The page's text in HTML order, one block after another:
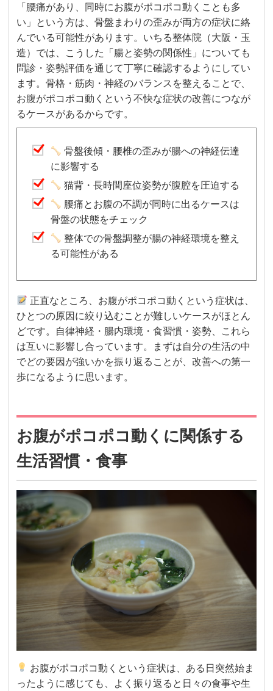
「腰痛があり、同時にお腹がポコポコ動くことも多
い」という方は、骨盤まわりの歪みが両方の症状に絡
んでいる可能性があります。いちる整体院（大阪・玉
造）では、こうした「腸と姿勢の関係性」についても
問診・姿勢評価を通じて丁寧に確認するようにしてい
ます。骨格・筋肉・神経のバランスを整えることで、
お腹がポコポコ動くという不快な症状の改善につなが
るケースがあるからです。
骨盤後傾・腰椎の歪みが腸への神経伝達
に影響する
猫背・長時間座位姿勢が腹腔を圧迫する
腰痛とお腹の不調が同時に出るケースは
骨盤の状態をチェック
整体での骨盤調整が腸の神経環境を整え
る可能性がある
正直なところ、お腹がポコポコ動くという症状は、
ひとつの原因に絞り込むことが難しいケースがほとん
どです。自律神経・腸内環境・食習慣・姿勢、これら
は互いに影響し合っています。まずは自分の生活の中
でどの要因が強いかを振り返ることが、改善への第一
歩になるように思います。
お腹がポコポコ動くに関係する
生活習慣・食事
お腹がポコポコ動くという症状は、ある日突然始ま
ったように感じても、よく振り返ると日々の食事や生